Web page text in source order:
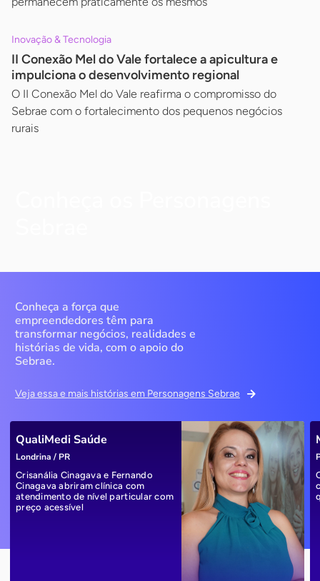
Inovação & Tecnologia
II Conexão Mel do Vale fortalece a apicultura e
impulciona o desenvolvimento regional
O II Conexão Mel do Vale reafirma o compromisso do
Sebrae com o fortalecimento dos pequenos negócios
rurais
Conheça a força que
empreendedores têm para
transformar negócios, realidades e
histórias de vida, com o apoio do
Sebrae.
Veja essa e mais histórias em Personagens Sebrae
QualiMedi Saúde
Londrina / PR
Crisanália Cinagava e Fernando
Cinagava abriram clínica com
atendimento de nível particular com
preço acessível